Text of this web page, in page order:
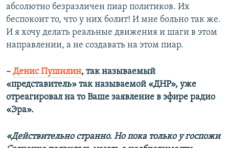
абсолютно безразличен пиар политиков. Их
беспокоит то, что у них болит! И мне больно так же.
И я хочу делать реальные движения и шаги в этом
направлении, а не создавать на этом пиар.
– Денис Пушилин, так называемый
«представитель» так называемой «ДНР», уже
отреагировал на то Ваше заявление в эфире радио
«Эра».
«Действительно странно. Но пока только у госпожи